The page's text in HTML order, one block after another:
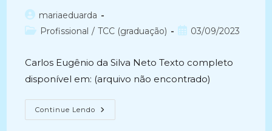
Autor
do
mariaeduarda
Categoria
Profissional / TCC (graduação)
Post03/09/2023
Carlos Eugênio da Silva Neto Texto completo
disponível em: (arquivo não encontrado)
Continue Lendo A
ERA